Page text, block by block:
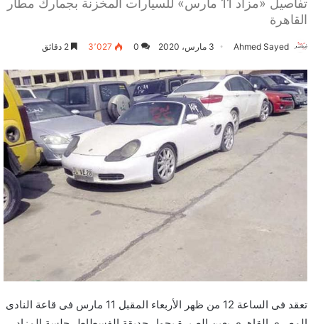
تفاصيل «مزاد 11 مارس» للسيارات المخزنة بجمارك مطار
القاهرة
Ahmed Sayed 3 مارس، 2020 0 3٬027
تعقد فى الساعة 12 من ظهر الأربعاء المقبل 11 مارس فى قاعة النادى